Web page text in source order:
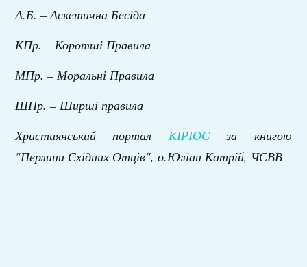
А.Б. – Аскетична Бесіда
КПр. – Коротші Правила
МПр. – Моральні Правила
ШПр. – Ширші правила
Християнський портал
КІРІОС за
книгою
"Перлини Східних Отців", о.Юліан Катрій, ЧСВВ